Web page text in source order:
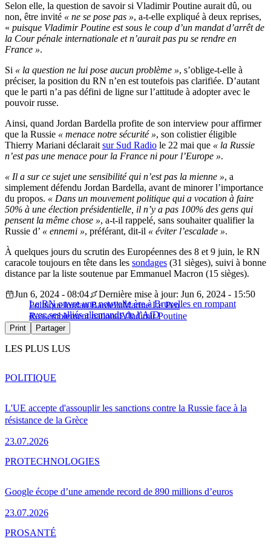
Selon elle, la question de savoir si Vladimir Poutine aurait dû, ou
non, être invité « ne se pose pas », a-t-elle expliqué à deux reprises,
« puisque Vladimir Poutine est sous le coup d’un mandat d’arrêt de
la Cour pénale internationale et n’aurait pas pu se rendre en
France ».
Si « la question ne lui pose aucun problème », s’oblige-t-elle à
préciser, la position du RN n’en est toutefois pas clarifiée. D’autant
que le parti n’a pas défini de ligne sur l’attitude à adopter avec le
pouvoir russe.
Ainsi, quand Jordan Bardella profite de son interview pour affirmer
que la Russie « menace notre sécurité », son colistier éligible
Thierry Mariani déclarait sur Sud Radio le 22 mai que « la Russie
n’est pas une menace pour la France ni pour l’Europe ».
« Il a sur ce sujet une sensibilité qui n’est pas la mienne », a
simplement défendu Jordan Bardella, avant de minorer l’importance
du propos. « Dans un mouvement politique qui a vocation à faire
50% à une élection présidentielle, il n’y a pas 100% des gens qui
pensent la même chose », a-t-il rappelé, sans souhaiter qualifier la
Russie d’ « ennemi », préférant, dit-il « éviter l’escalade ».
À quelques jours du scrutin des Européennes des 8 et 9 juin, le RN
caracole toujours en tête dans les sondages (31 sièges), suivi à bonne
distance par la liste soutenue par Emmanuel Macron (15 sièges).
Le RN ouvre une nouvelle ère à Bruxelles en rompant
avec ses alliés allemands de l’AfD
Jun 6, 2024 - 08:04
Dernière mise à jour: Jun 6, 2024 - 15:50
PolitiqueJordan BardellaMarine Le Pen
Rassemblement nationalVladimir Poutine
Print Partager
LES PLUS LUS
L'UE accepte d'assouplir les sanctions contre la Russie face à la
résistance de la Grèce
23.07.2026
POLITIQUE
Google écope d’une amende record de 890 millions d’euros
23.07.2026
PROTECHNOLOGIES
PROSANTÉ